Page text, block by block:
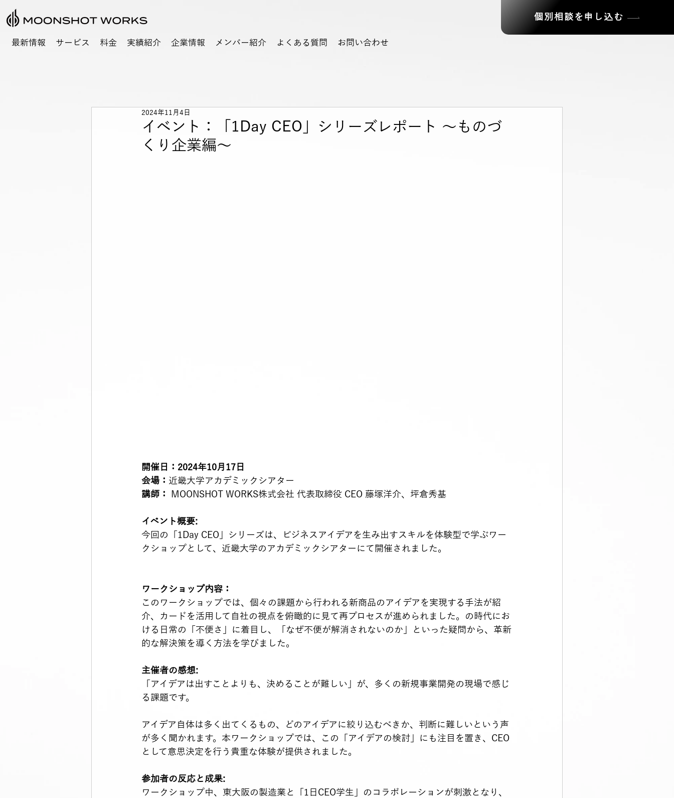
個別相談を申し込む
最新情報 サービス 料金 実績紹介 企業情報 メンバー紹介 よくある質問 お問い合わせ
イベント：「1Day CEO」シリーズレポート 〜ものづ
くり企業編〜
2024年11月4日
開催日：2024年10月17日
会場： 近畿大学アカデミックシアター
講師：
MOONSHOT WORKS株式会社 代表取締役 CEO 藤塚洋介、坪倉秀基
イベント概要:
今回の「1Day CEO」シリーズは、ビジネスアイデアを生み出すスキルを体験型で学ぶワー
クショップとして、近畿大学のアカデミックシアターにて開催されました。
ワークショップ内容：
このワークショップでは、個々の課題から行われる新商品のアイデアを実現する手法が紹
介、カードを活用して自社の視点を俯瞰的に見て再プロセスが進められました。の時代にお
ける日常の「不便さ」に着目し、「なぜ不便が解消されないのか」といった疑問から、革新
的な解決策を導く方法を学びました。
主催者の感想:
「アイデアは出すことよりも、決めることが難しい」が、多くの新規事業開発の現場で感じ
る課題です。
アイデア自体は多く出てくるもの、どのアイデアに絞り込むべきか、判断に難しいという声
が多く聞かれます。本ワークショップでは、この「アイデアの検討」にも注目を置き、CEO
として意思決定を行う貴重な体験が提供されました。
参加者の反応と成果:
ワークショップ中、東大阪の製造業と「1日CEO学生」のコラボレーションが刺激となり、